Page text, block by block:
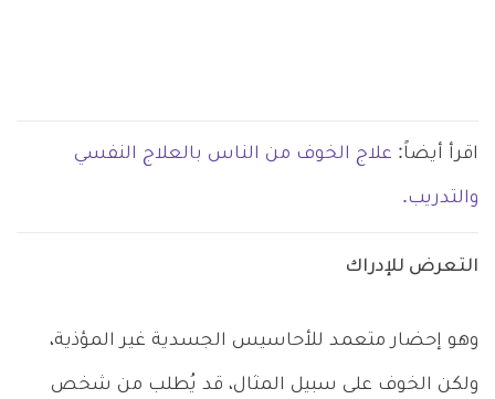
اقرأ أيضاً: علاج الخوف من الناس بالعلاج النفسي
والتدريب.
التعرض للإدراك
وهو إحضار متعمد للأحاسيس الجسدية غير المؤذية،
ولكن الخوف على سبيل المثال، قد يُطلب من شخص